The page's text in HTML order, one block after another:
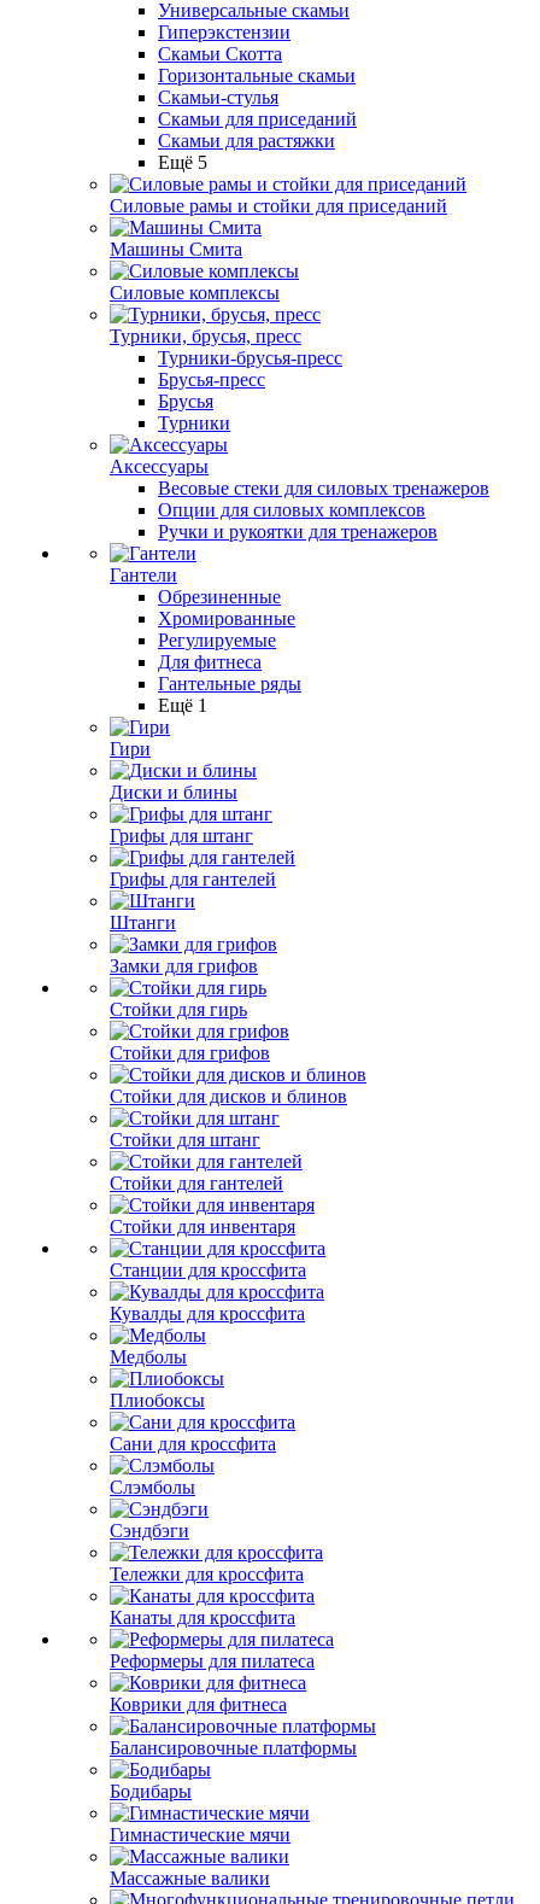
Универсальные скамьи
Гиперэкстензии
Скамьи Скотта
Горизонтальные скамьи
Скамьи-стулья
Скамьи для приседаний
Скамьи для растяжки
Ещё 5
Силовые рамы и стойки для приседаний
Машины Смита
Силовые комплексы
Турники, брусья, пресс
Турники-брусья-пресс
Брусья-пресс
Брусья
Турники
Аксессуары
Весовые стеки для силовых тренажеров
Опции для силовых комплексов
Ручки и рукоятки для тренажеров
Гантели
Обрезиненные
Хромированные
Регулируемые
Для фитнеса
Гантельные ряды
Ещё 1
Гири
Диски и блины
Грифы для штанг
Грифы для гантелей
Штанги
Замки для грифов
Стойки для гирь
Стойки для грифов
Стойки для дисков и блинов
Стойки для штанг
Стойки для гантелей
Стойки для инвентаря
Станции для кроссфита
Кувалды для кроссфита
Медболы
Плиобоксы
Сани для кроссфита
Слэмболы
Сэндбэги
Тележки для кроссфита
Канаты для кроссфита
Реформеры для пилатеса
Коврики для фитнеса
Балансировочные платформы
Бодибары
Гимнастические мячи
Массажные валики